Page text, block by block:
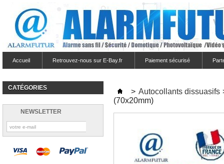
Accueil Retrouvez-nous sur E-Bay.fr Paiement sécurisé
CATÉGORIES
NEWSLETTER
> Autocollants dissuasifs
(70x20mm)